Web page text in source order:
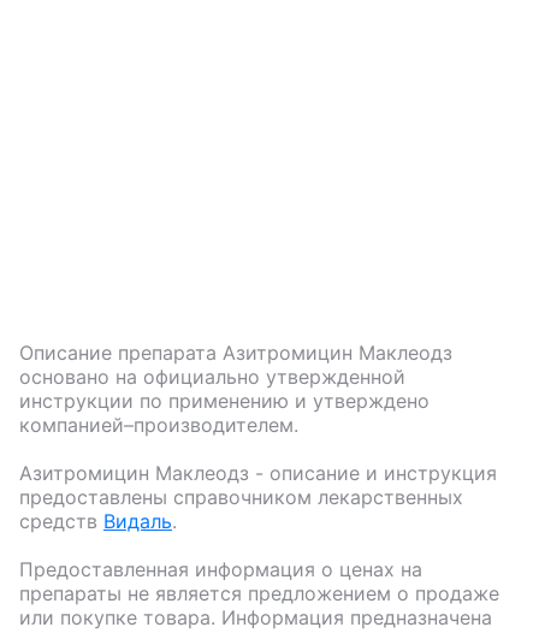
Описание препарата Азитромицин Маклеодз
основано на официально утвержденной
инструкции по применению и утверждено
компанией–производителем.
Азитромицин Маклеодз - описание и инструкция
предоставлены справочником лекарственных
средств Видаль.
Предоставленная информация о ценах на
препараты не является предложением о продаже
или покупке товара. Информация предназначена